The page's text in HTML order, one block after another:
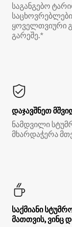
საგანგებო
ყოველთვიური
გარეშე.*
დაჯავშნეთ
ნამდვილი
მხარდაჭერა
საქმიანი
მათთვის, ვინც